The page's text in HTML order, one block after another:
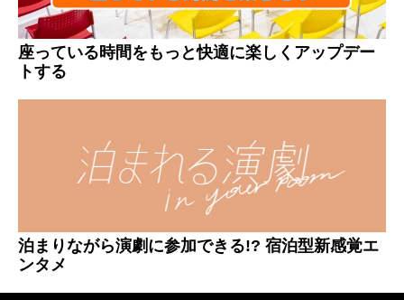
座っている時間をもっと快適に楽しくアップデー
トする
泊まりながら演劇に参加できる!? 宿泊型新感覚エ
ンタメ